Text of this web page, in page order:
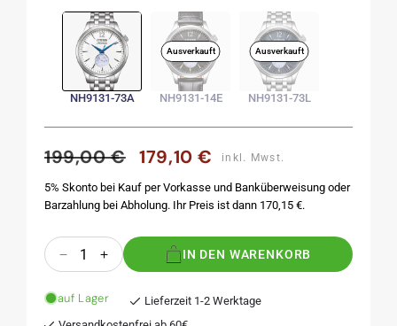
NH9131-73A
Ausverkauft
NH9131-14E
Ausverkauft
NH9131-73L
Normaler
199,00 € Verkaufspreis
179,10 € inkl. Mwst.
5% Skonto bei Kauf per Vorkasse und Banküberweisung oder
Barzahlung bei Abholung. Ihr Preis ist dann 170,15 €.
Anzahl
Verringere
Menge
für
Erhöhe
Menge
für
IN DEN WARENKORB
auf Lager
Lieferzeit 1-2 Werktage